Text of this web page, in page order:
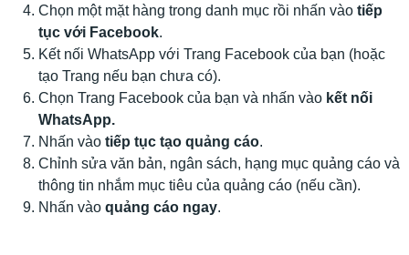
Chọn một mặt hàng trong danh mục rồi nhấn vào tiếp
tục với Facebook.
Kết nối WhatsApp với Trang Facebook của bạn (hoặc
tạo Trang nếu bạn chưa có).
Chọn Trang Facebook của bạn và nhấn vào kết nối
WhatsApp.
Nhấn vào tiếp tục tạo quảng cáo.
Chỉnh sửa văn bản, ngân sách, hạng mục quảng cáo và
thông tin nhắm mục tiêu của quảng cáo (nếu cần).
Nhấn vào quảng cáo ngay.